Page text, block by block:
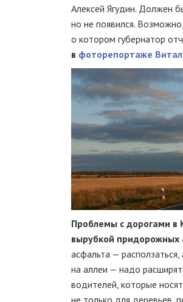
Алексей Ягудин. Должен
но не появился.
о котором губернатор
в фоторепортаже
Проблемы с дорогами в
вырубкой придорожных
асфальта —
на аллеи — надо
водителей, которые
не только для деревьев,